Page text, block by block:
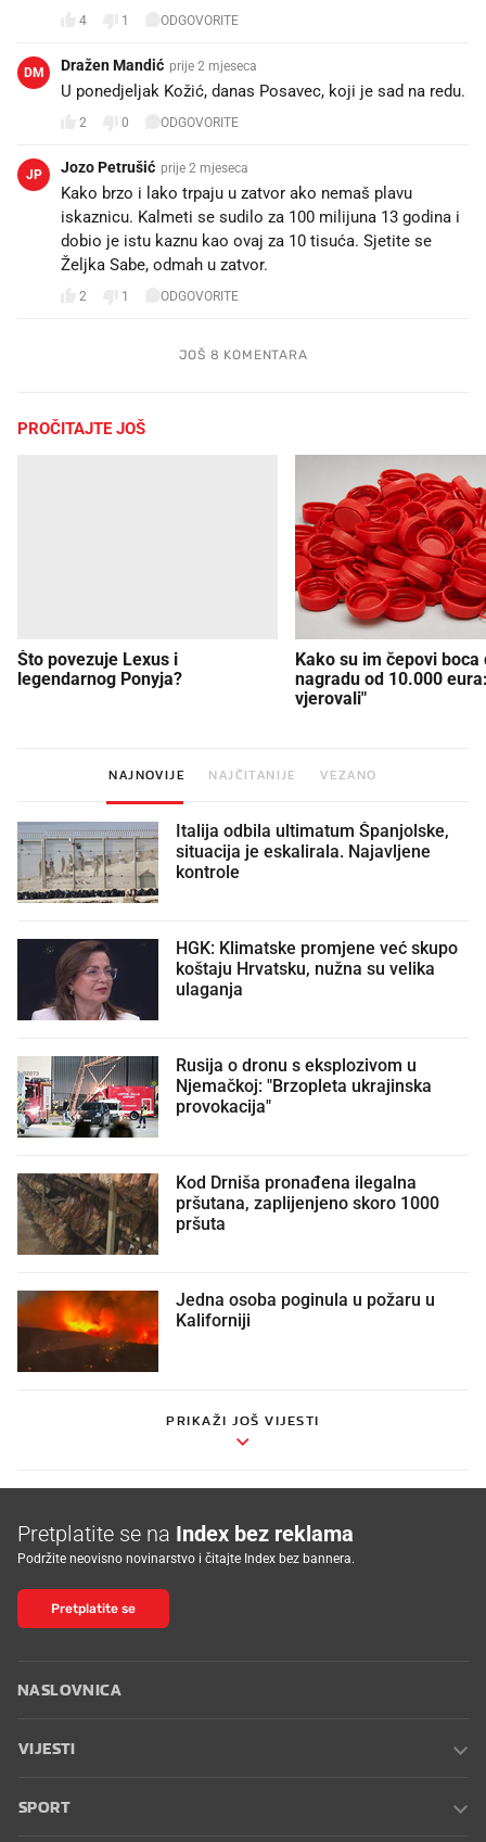
4 1 ODGOVORITE
DM Dražen Mandić prije 2 mjeseca
U ponedjeljak Kožić, danas Posavec, koji je sad na redu.
2 0 ODGOVORITE
JP Jozo Petrušić prije 2 mjeseca
Kako brzo i lako trpaju u zatvor ako nemaš plavu
iskaznicu. Kalmeti se sudilo za 100 milijuna 13 godina i
dobio je istu kaznu kao ovaj za 10 tisuća. Sjetite se
Željka Sabe, odmah u zatvor.
2 1 ODGOVORITE
JOŠ 8 KOMENTARA
PROČITAJTE JOŠ
Što povezuje Lexus i
legendarnog Ponyja?
Kako su im čepovi boca
nagradu od 10.000
vjerovali"
NAJNOVIJE NAJČITANIJE VEZANO
Italija odbila ultimatum Španjolske,
situacija je eskalirala. Najavljene
kontrole
HGK: Klimatske promjene već skupo
koštaju Hrvatsku, nužna su velika
ulaganja
Rusija o dronu s eksplozivom u
Njemačkoj: "Brzopleta ukrajinska
provokacija"
Kod Drniša pronađena ilegalna
pršutana, zaplijenjeno skoro 1000
pršuta
Jedna osoba poginula u požaru u
Kaliforniji
PRIKAŽI JOŠ VIJESTI
Pretplatite se na Index bez reklama
Podržite neovisno novinarstvo i čitajte Index bez bannera.
Pretplatite se
NASLOVNICA
VIJESTI
SPORT